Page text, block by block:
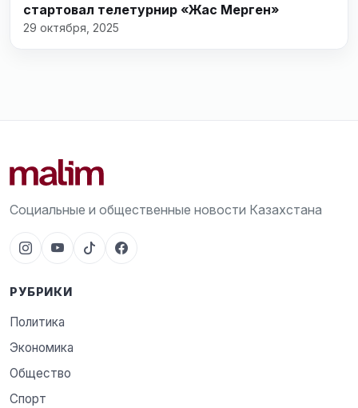
стартовал телетурнир «Жас Мерген»
29 октября, 2025
Социальные и общественные новости Казахстана
РУБРИКИ
Политика
Экономика
Общество
Спорт